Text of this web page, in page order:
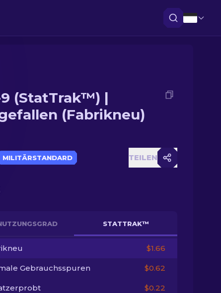
9 (StatTrak™) |
(Fabrikneu)
MILITÄRSTANDARD TEILEN
STATTRAK™
$1.66
Gebrauchsspuren $0.62
$0.22